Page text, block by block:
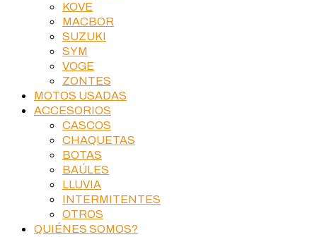
KOVE
MACBOR
SUZUKI
SYM
VOGE
ZONTES
MOTOS USADAS
ACCESORIOS
CASCOS
CHAQUETAS
BOTAS
BAÚLES
LLUVIA
INTERMITENTES
OTROS
QUIÉNES SOMOS?